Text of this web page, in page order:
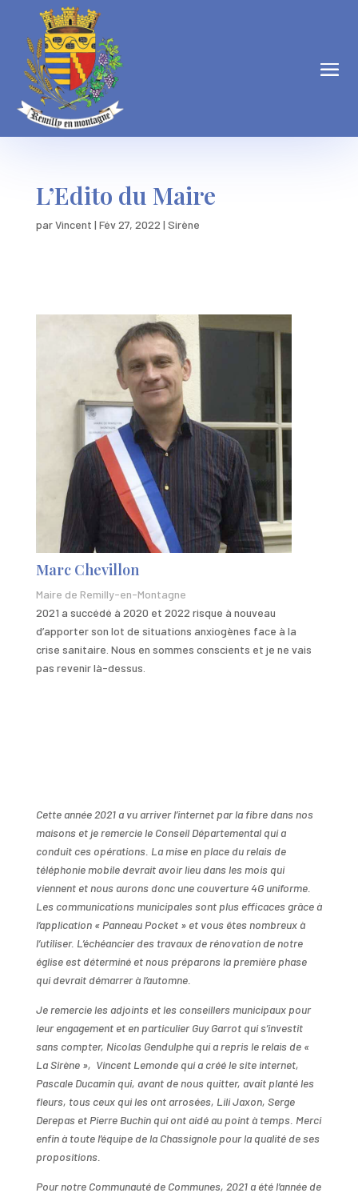
L’Edito du Maire
parVincent | Fév 27, 2022 | Sirène
Marc Chevillon
Maire de Remilly-en-Montagne
2021 a succédé à 2020 et 2022 risque à nouveau
d’apporter son lot de situations anxiogènes face à la
crise sanitaire. Nous en sommes conscients et je ne vais
pas revenir là-dessus.
Cette année 2021 a vu arriver l’internet par la fibre dans nos
maisons et je remercie le Conseil Départemental qui a
conduit ces opérations. La mise en place du relais de
téléphonie mobile devrait avoir lieu dans les mois qui
viennent et nous aurons donc une couverture 4G uniforme.
Les communications municipales sont plus efficaces grâce à
l’application « Panneau Pocket » et vous êtes nombreux à
l’utiliser. L’échéancier des travaux de rénovation de notre
église est déterminé et nous préparons la première phase
qui devrait démarrer à l’automne.
Je remercie les adjoints et les conseillers municipaux pour
leur engagement et en particulier Guy Garrot qui s’investit
sans compter, Nicolas Gendulphe qui a repris le relais de «
La Sirène », Vincent Lemonde qui a créé le site internet,
Pascale Ducamin qui, avant de nous quitter, avait planté les
fleurs, tous ceux qui les ont arrosées, Lili Jaxon, Serge
Derepas et Pierre Buchin qui ont aidé au point à temps. Merci
enfin à toute l’équipe de la Chassignole pour la qualité de ses
propositions.
Pour notre Communauté de Communes, 2021 a été l’année de